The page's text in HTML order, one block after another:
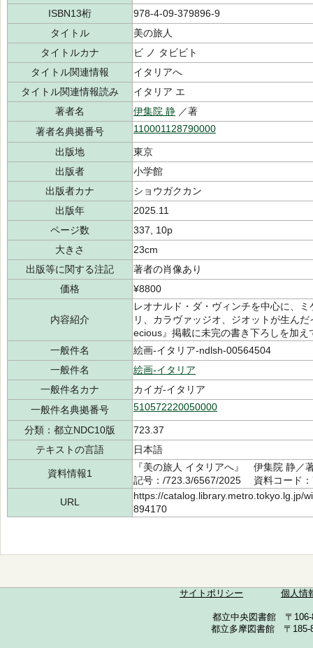
ISBN13桁
978-4-09-379896-9
タイトル
美の旅人
タイトルカナ
ビ ノ タビビト
タイトル関連情報
イタリアへ
タイトル関連情報読み
イタリア エ
著者名
伊集院 静 ／著
著者名典拠番号
110001128790000
出版地
東京
出版者
小学館
出版者カナ
ショウガクカン
出版年
2025.11
ページ数
337, 10p
大きさ
23cm
出版等に関する注記
著者の肖像あり
価格
¥8800
内容紹介
レオナルド・ダ・ヴィンチを中心に、
リ、カラヴァッジオ、ジオットが生ん
ecious』掲載に未完の書き下ろしを加え
一般件名
絵画-イタリア-ndlsh-00564504
一般件名
絵画-イタリア
一般件名カナ
カイガ-イタリア
一般件名典拠番号
510572220050000
分類：都立NDC10版
723.37
テキストの言語
日本語
資料情報1
『美の旅人 イタリアへ』 伊集院
記号：/723.3/6567/2025 資料コード
URL
https://catalog.library.metro.tokyo.lg.jp/
894170
サイトポリシー 個人情
都立中央図書館 〒
都立多摩図書館 〒185-